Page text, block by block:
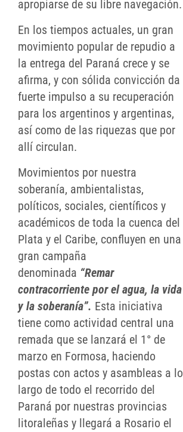
apropiarse de su libre navegación.
En los tiempos actuales, un gran
movimiento popular de repudio a
la entrega del Paraná crece y se
afirma, y con sólida convicción da
fuerte impulso a su recuperación
para los argentinos y argentinas,
así como de las riquezas que por
allí circulan.
Movimientos por nuestra
soberanía, ambientalistas,
políticos, sociales, científicos y
académicos de toda la cuenca del
Plata y el Caribe, confluyen en una
gran campaña
denominada “Remar
contracorriente por el agua, la vida
y la soberanía”. Esta iniciativa
tiene como actividad central una
remada que se lanzará el 1° de
marzo en Formosa, haciendo
postas con actos y asambleas a lo
largo de todo el recorrido del
Paraná por nuestras provincias
litoraleñas y llegará a Rosario el